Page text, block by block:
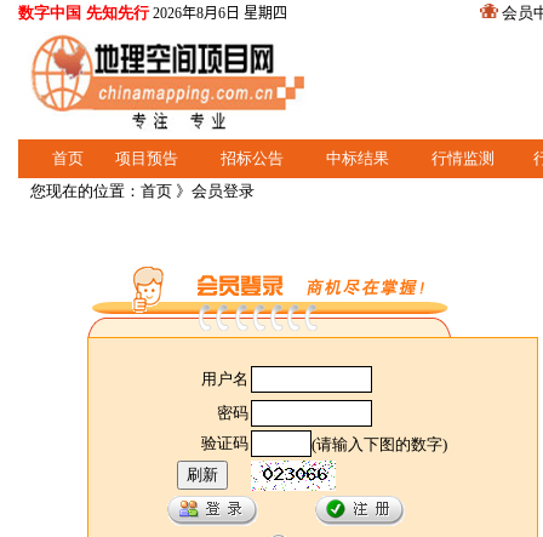
数字中国 先知先行 2026年8月6日 星期四 会员
首页 项目预告 招标公告 中标结果 行情监测
您现在的位置： 首页 》会员登录
用户名
密码
验证码
(请输入下图的数字)